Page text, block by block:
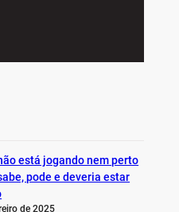
está jogando nem perto
pode e deveria estar
de 2025